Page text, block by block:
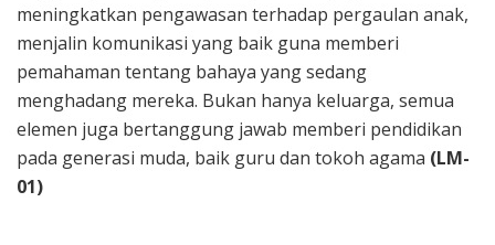
meningkatkan pengawasan terhadap pergaulan anak,
menjalin komunikasi yang baik guna memberi
pemahaman tentang bahaya yang sedang
menghadang mereka. Bukan hanya keluarga, semua
elemen juga bertanggung jawab memberi pendidikan
pada generasi muda, baik guru dan tokoh agama (LM-
01)